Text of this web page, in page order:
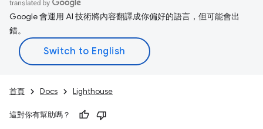
Google 會運用 AI 技術將內容翻譯成你偏好的語言，但可能會出
錯。
首頁 Docs Lighthouse
這對你有幫助嗎？